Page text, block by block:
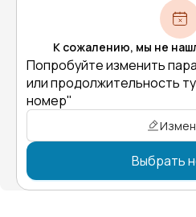
К сожалению, мы не
Попробуйте изменить
или продолжительность
номер"
Выбрать